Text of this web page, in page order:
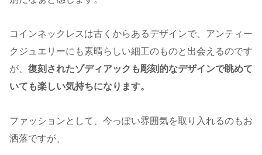
コインネックレスは古くからあるデザインで、アンティー
クジュエリーにも素晴らしい細工のものと出会えるのです
が、 復刻されたゾディアックも彫刻的なデザインで眺めて
いても楽しい気持ちになります。
ファッションとして、今っぽい雰囲気を取り入れるのもお
洒落ですが、